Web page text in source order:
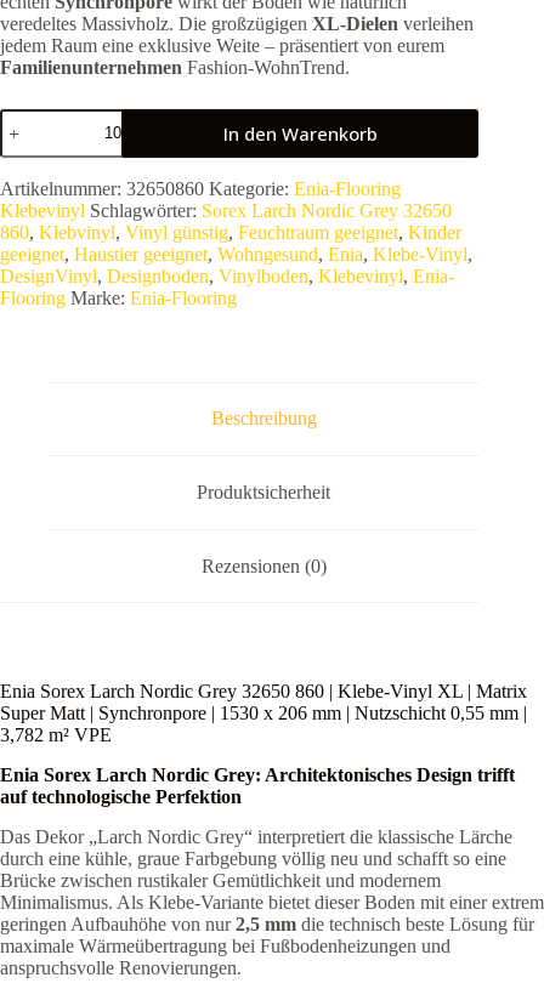
veredeltes Massivholz. Die großzügigen XL-Dielen verleihen
jedem Raum eine exklusive Weite – präsentiert von eurem
Familienunternehmen Fashion-WohnTrend.
Enia
Sorex
Larch
Nordic
Grey
32650
860
|
Klebe-
Vinyl
m²
VPE
Menge
In den Warenkorb
Artikelnummer: 32650860 Kategorie: Enia-Flooring
Klebevinyl Schlagwörter: Sorex Larch Nordic Grey 32650
860, Klebvinyl, Vinyl günstig, Feuchtraum geeignet, Kinder
geeignet, Haustier geeignet, Wohngesund, Enia, Klebe-Vinyl,
DesignVinyl, Designboden, Vinylboden, Klebevinyl, Enia-
Flooring Marke: Enia-Flooring
Beschreibung
Produktsicherheit
Rezensionen (0)
Enia Sorex Larch Nordic Grey 32650 860 | Klebe-Vinyl XL | Matrix
Super Matt | Synchronpore | 1530 x 206 mm | Nutzschicht 0,55 mm |
3,782 m² VPE
Enia Sorex Larch Nordic Grey: Architektonisches Design trifft
auf technologische Perfektion
Das Dekor „Larch Nordic Grey“ interpretiert die klassische Lärche
durch eine kühle, graue Farbgebung völlig neu und schafft so eine
Brücke zwischen rustikaler Gemütlichkeit und modernem
Minimalismus. Als Klebe-Variante bietet dieser Boden mit einer extrem
geringen Aufbauhöhe von nur2,5 mm die technisch beste Lösung für
maximale Wärmeübertragung bei Fußbodenheizungen und
anspruchsvolle Renovierungen.